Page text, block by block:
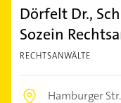
Dörfelt Dr.,
Sozein
RECHTSANWÄLTE
Hamburger